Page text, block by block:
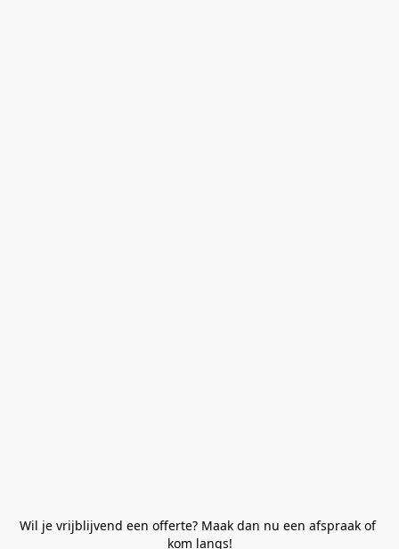
Wil je vrijblijvend een offerte? Maak dan nu een afspraak of
kom langs!